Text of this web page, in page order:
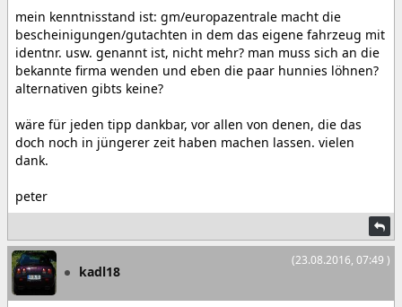
mein kenntnisstand ist: gm/europazentrale macht die
bescheinigungen/gutachten in dem das eigene fahrzeug mit
identnr. usw. genannt ist, nicht mehr? man muss sich an die
bekannte firma wenden und eben die paar hunnies löhnen?
alternativen gibts keine?
wäre für jeden tipp dankbar, vor allen von denen, die das
doch noch in jüngerer zeit haben machen lassen. vielen
dank.
peter
(23.08.2016, 07:49 )
kadl18